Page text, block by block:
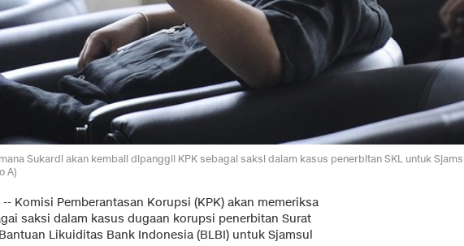
Sukardi akan kembali dipanggil KPK sebagai saksi dalam kasus penerbitan SKL untuk
A)
-- Komisi Pemberantasan Korupsi (KPK) akan memeriksa
saksi dalam kasus dugaan korupsi penerbitan Surat
Likuiditas Bank Indonesia (BLBI) untuk Sjamsul